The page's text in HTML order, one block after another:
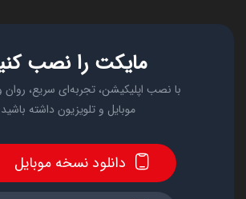
مایکت را نصب
با نصب اپلیکیشن، تجربه‌ای سریع،
موبایل و تلویزیون داشته
دانلود نسخه موبایل